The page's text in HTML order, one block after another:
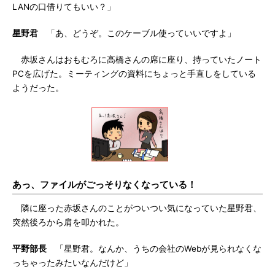
LANの口借りてもいい？」
星野君 「あ、どうぞ。このケーブル使っていいですよ」
赤坂さんはおもむろに高橋さんの席に座り、持っていたノート
PCを広げた。ミーティングの資料にちょっと手直しをしている
ようだった。
あっ、ファイルがごっそりなくなっている！
隣に座った赤坂さんのことがついつい気になっていた星野君、
突然後ろから肩を叩かれた。
平野部長 「星野君。なんか、うちの会社のWebが見られなくな
っちゃったみたいなんだけど」